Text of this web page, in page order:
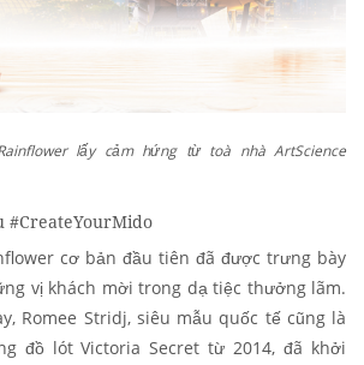
lấy cảm hứng từ toà nhà ArtScience
#CreateYourMido
cơ bản đầu tiên đã được trưng bày
vị khách mời trong dạ tiệc thưởng lãm.
Romee Stridj, siêu mẫu quốc tế cũng là
đồ lót Victoria Secret từ 2014, đã khởi